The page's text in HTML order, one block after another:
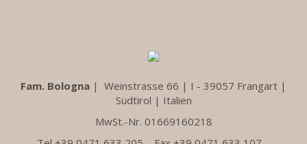
Fam. Bologna | Weinstrasse 66 | I - 39057 Frangart |
Südtirol | Italien
MwSt.-Nr. 01669160218